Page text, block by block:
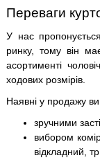
Переваги
У нас
ринку, тому він
асортименті
ходових розмірів.
Наявні у продажу
зручними
вибором
відкладний,